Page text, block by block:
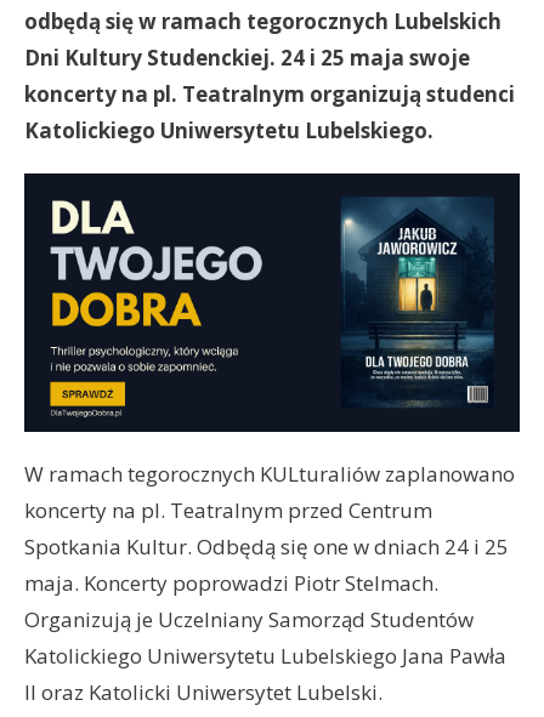
odbędą się w ramach tegorocznych Lubelskich
Dni Kultury Studenckiej. 24 i 25 maja swoje
koncerty na pl. Teatralnym organizują studenci
Katolickiego Uniwersytetu Lubelskiego.
W ramach tegorocznych KULturaliów zaplanowano
koncerty na pl. Teatralnym przed Centrum
Spotkania Kultur. Odbędą się one w dniach 24 i 25
maja. Koncerty poprowadzi Piotr Stelmach.
Organizują je Uczelniany Samorząd Studentów
Katolickiego Uniwersytetu Lubelskiego Jana Pawła
II oraz Katolicki Uniwersytet Lubelski.